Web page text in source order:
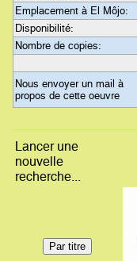
Emplacement à El Môjo:
Disponibilité:
Nombre de copies:
Nous envoyer un mail à
propos de cette oeuvre
Lancer une
nouvelle
recherche...